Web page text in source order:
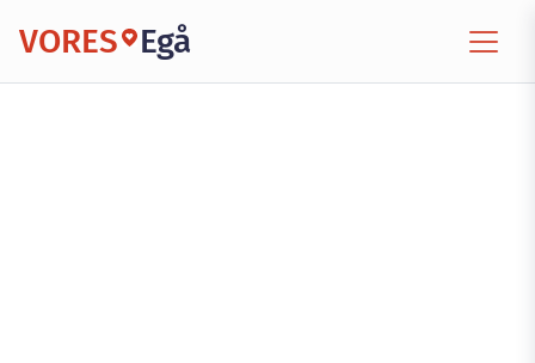
VORES Egå